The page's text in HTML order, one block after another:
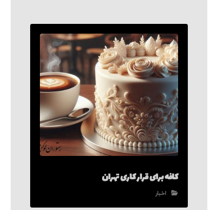
کافه برای قرار کاری تهران
اخبار